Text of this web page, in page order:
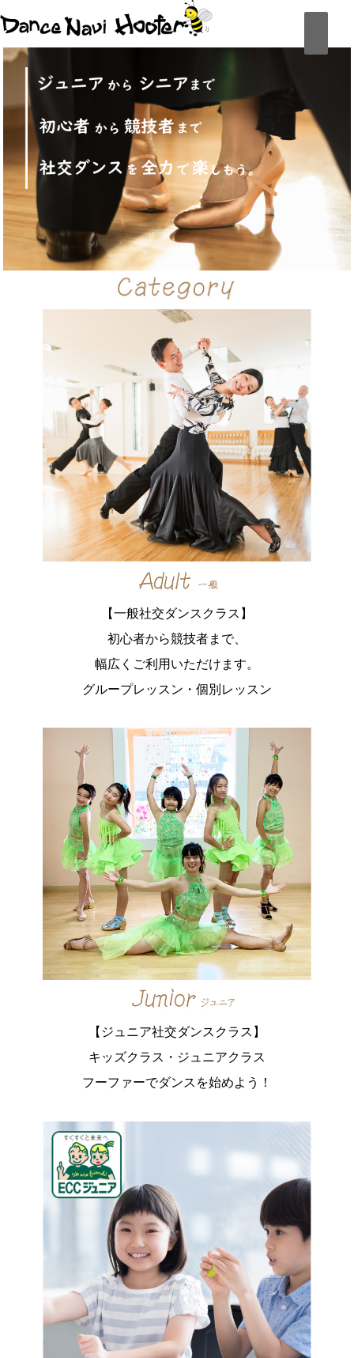
【一般社交ダンスクラス】
初心者から競技者まで、
幅広くご利用いただけます。
グループレッスン・個別レッスン
【ジュニア社交ダンスクラス】
キッズクラス・ジュニアクラス
フーファーでダンスを始めよう！